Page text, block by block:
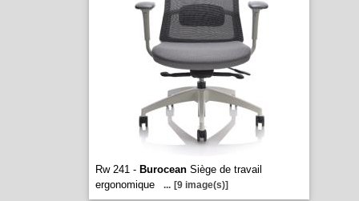
Rw 241 - BuroceanSiège de travail
ergonomique
... [9 image(s)]